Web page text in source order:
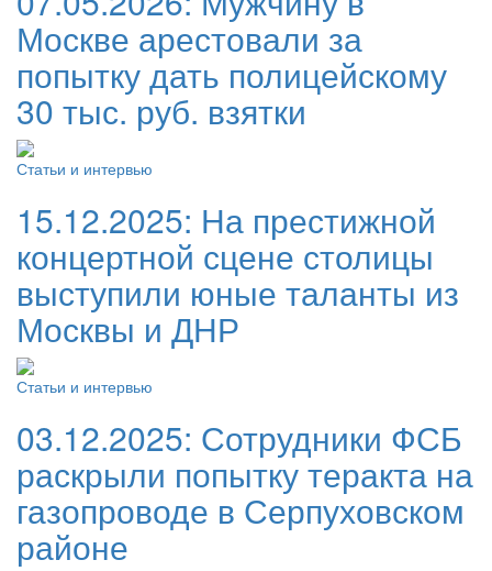
Москве арестовали за
попытку дать полицейскому
30 тыс. руб. взятки
Статьи и интервью
15.12.2025: На престижной
концертной сцене столицы
выступили юные таланты из
Москвы и ДНР
Статьи и интервью
03.12.2025: Сотрудники ФСБ
раскрыли попытку теракта на
газопроводе в Серпуховском
районе